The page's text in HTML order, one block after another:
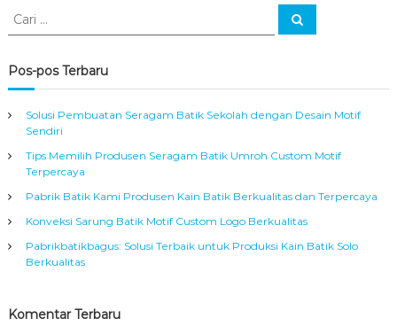
C
:
C
Pos-pos Terbaru
Solusi Pembuatan Seragam Batik Sekolah dengan Desain Motif
Sendiri
Tips Memilih Produsen Seragam Batik Umroh Custom Motif
Terpercaya
Pabrik Batik Kami Produsen Kain Batik Berkualitas dan Terpercaya
Konveksi Sarung Batik Motif Custom Logo Berkualitas
Pabrikbatikbagus: Solusi Terbaik untuk Produksi Kain Batik Solo
Berkualitas
Komentar Terbaru